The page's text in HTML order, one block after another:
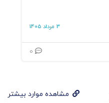
3 مرداد 1405
مشاهده موارد بیشتر